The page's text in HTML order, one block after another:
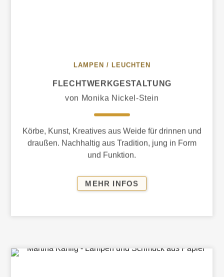
LAMPEN / LEUCHTEN
FLECHTWERK­GESTALTUNG
von Monika Nickel-Stein
Körbe, Kunst, Kreatives aus Weide für drinnen und
draußen. Nachhaltig aus Tradition, jung in Form
und Funktion.
MEHR INFOS